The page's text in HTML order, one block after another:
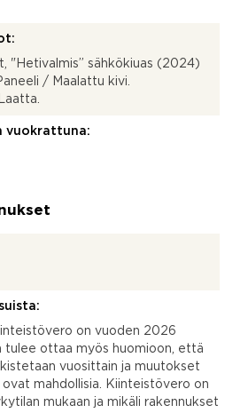
"Hetivalmis” sähkökiuas (2024)
/ Maalattu kivi.
vuokrattuna:
on vuoden 2026
tulee ottaa myös huomioon, että
vuosittain ja muutokset
mahdollisia. Kiinteistövero on
mukaan ja mikäli rakennukset